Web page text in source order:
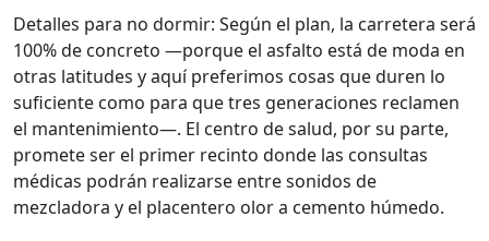
Detalles para no dormir: Según el plan, la carretera será
100% de concreto —porque el asfalto está de moda en
otras latitudes y aquí preferimos cosas que duren lo
suficiente como para que tres generaciones reclamen
el mantenimiento—. El centro de salud, por su parte,
promete ser el primer recinto donde las consultas
médicas podrán realizarse entre sonidos de
mezcladora y el placentero olor a cemento húmedo.